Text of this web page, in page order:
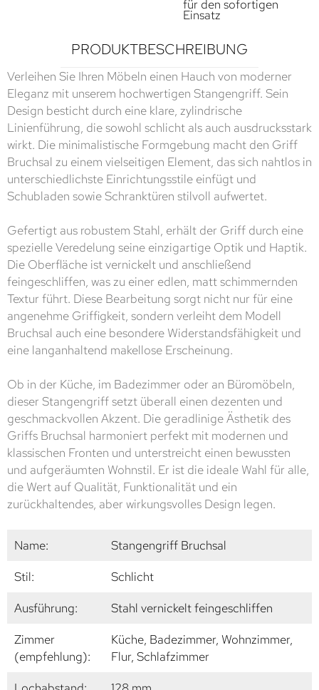
für den sofortigen
Einsatz
PRODUKTBESCHREIBUNG
Verleihen Sie Ihren Möbeln einen Hauch von moderner
Eleganz mit unserem hochwertigen Stangengriff. Sein
Design besticht durch eine klare, zylindrische
Linienführung, die sowohl schlicht als auch ausdrucksstark
wirkt. Die minimalistische Formgebung macht den Griff
Bruchsal zu einem vielseitigen Element, das sich nahtlos in
unterschiedlichste Einrichtungsstile einfügt und
Schubladen sowie Schranktüren stilvoll aufwertet.
Gefertigt aus robustem Stahl, erhält der Griff durch eine
spezielle Veredelung seine einzigartige Optik und Haptik.
Die Oberfläche ist vernickelt und anschließend
feingeschliffen, was zu einer edlen, matt schimmernden
Textur führt. Diese Bearbeitung sorgt nicht nur für eine
angenehme Griffigkeit, sondern verleiht dem Modell
Bruchsal auch eine besondere Widerstandsfähigkeit und
eine langanhaltend makellose Erscheinung.
Ob in der Küche, im Badezimmer oder an Büromöbeln,
dieser Stangengriff setzt überall einen dezenten und
geschmackvollen Akzent. Die geradlinige Ästhetik des
Griffs Bruchsal harmoniert perfekt mit modernen und
klassischen Fronten und unterstreicht einen bewussten
und aufgeräumten Wohnstil. Er ist die ideale Wahl für alle,
die Wert auf Qualität, Funktionalität und ein
zurückhaltendes, aber wirkungsvolles Design legen.
Name:
Stangengriff Bruchsal
Stil:
Schlicht
Ausführung:
Stahl vernickelt feingeschliffen
Zimmer
(empfehlung):
Küche, Badezimmer, Wohnzimmer,
Flur, Schlafzimmer